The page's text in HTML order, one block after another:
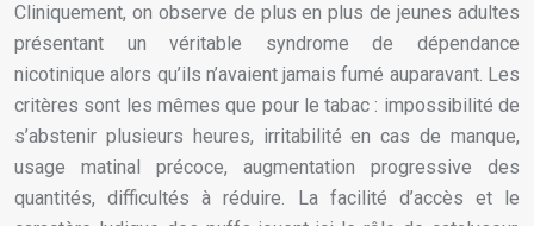
Cliniquement, on observe de plus en plus de jeunes adultes
présentant un véritable syndrome de dépendance
nicotinique alors qu’ils n’avaient jamais fumé auparavant. Les
critères sont les mêmes que pour le tabac : impossibilité de
s’abstenir plusieurs heures, irritabilité en cas de manque,
usage matinal précoce, augmentation progressive des
quantités, difficultés à réduire. La facilité d’accès et le